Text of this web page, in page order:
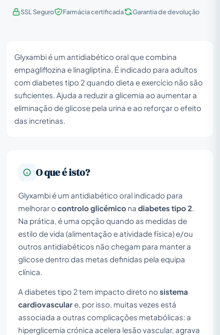
SSL Seguro Farmácia certificada Garantia de devolução
Glyxambi é um antidiabético oral que combina
empagliflozina e linagliptina. É indicado para adultos
com diabetes tipo 2 quando dieta e exercício não são
suficientes. Ajuda a reduzir a glicemia ao aumentar a
eliminação de glicose pela urina e ao reforçar o efeito
das incretinas.
O que é isto?
Glyxambi é um antidiabético oral indicado para
melhorar o controlo glicémico na diabetes tipo 2
Na prática, é uma opção quando as medidas de
estilo de vida (alimentação e atividade física) e/ou
outros antidiabéticos não chegam para manter a
glicose dentro das metas definidas pela equipa
clínica.
A diabetes tipo 2 tem impacto direto no sistema
cardiovasculare, por isso, muitas vezes está
associada a outras complicações metabólicas: a
hiperglicemia crónica acelera lesão vascular, agrava